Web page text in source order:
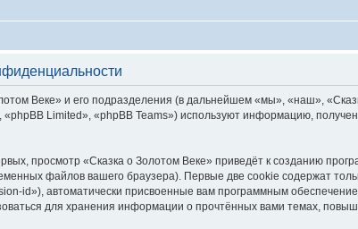
Веке» и его подразделения (в дальнейшем «мы», «наш»,
Limited», «phpBB Teams») используют информацию,
просмотр «Сказка о Золотом Веке» приведёт к созданию
файлов вашего браузера). Первые две cookie содержат
id»), автоматически присвоенные вам программным
для хранения информации о прочтённых вами темах,